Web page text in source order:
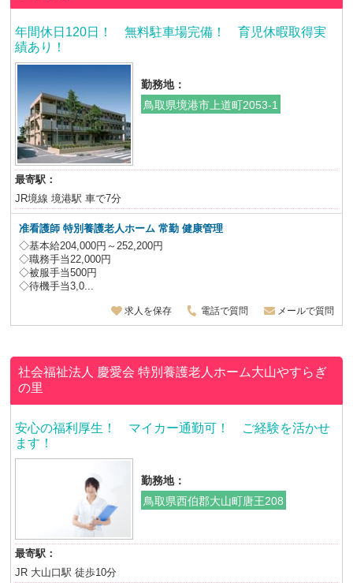
年間休日120日！ 無料駐車場完備！ 育児休暇取得実
績あり！
勤務地：
鳥取県境港市上道町2053-1
最寄駅：
JR境線 境港駅 車で7分
准看護師 特別養護老人ホーム常勤 健康管理
◇基本給204,000円～252,200円
◇職務手当22,000円
◇被服手当500円
◇待機手当3,0...
求人を保存 電話で質問 メールで質問
社会福祉法人 慶愛会特別養護老人ホーム大山やすらぎ
の里
安心の福利厚生！ マイカー通勤可！ ご経験を活かせ
ます！
勤務地：
鳥取県西伯郡大山町唐王208
最寄駅：
JR 大山口駅 徒歩10分